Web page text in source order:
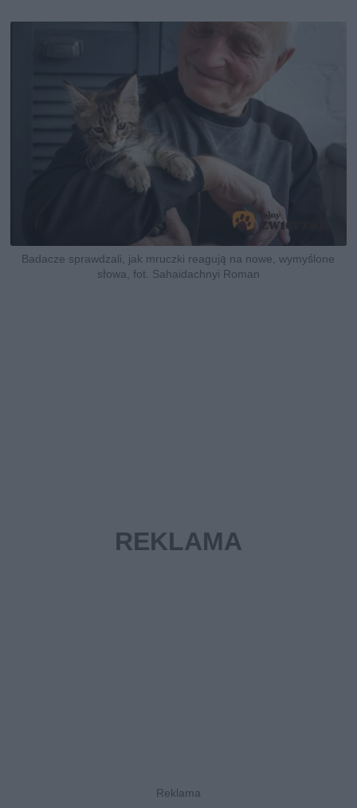
Badacze sprawdzali, jak mruczki reagują na nowe, wymyślone
słowa, fot. Sahaidachnyi Roman